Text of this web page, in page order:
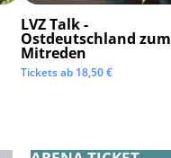
LVZ Talk -
Ostdeutschland zum
Mitreden
Tickets ab 18,50€